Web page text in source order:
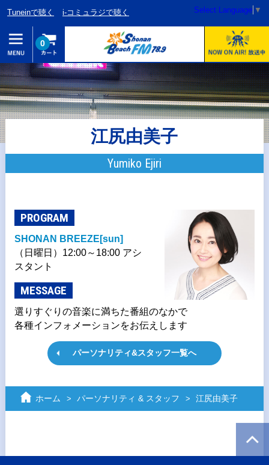
Tuneinで聴く i-コミュラジで聴く Select Language ▼
0
江尻由美子
Yumiko Ejiri
PROGRAM
SHONAN BREEZE[sun]
（日曜日）12:00～18:00 アシ
スタント
MESSAGE
選りすぐりの音楽に満ちた番組のなかで
各種インフォメーションをお伝えします
パーソナリティ&スタッフ一覧へ
ホーム パーソナリティ & スタッフ 江尻由美子